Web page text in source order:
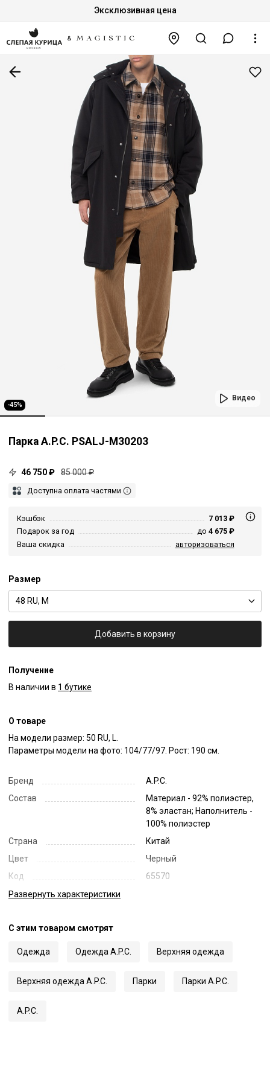
Эксклюзивная цена
-45%
Видео
Парка A.P.C. PSALJ-M30203
46 750 ₽ 85 000 ₽
Доступна оплата частями
Кэшбэк
7 013 ₽
Подарок за год
до 4 675 ₽
Ваша скидка
авторизоваться
Размер
48 RU, M
Добавить в корзину
Получение
В наличии в 1 бутике
О товаре
На модели размер: 50 RU, L.
Параметры модели на фото: 104/77/97. Рост: 190 см.
Бренд
A.P.C.
Состав
Материал - 92% полиэстер,
8% эластан; Наполнитель -
100% полиэстер
Страна
Китай
Цвет
Черный
Код
65570
Артикул
Развернуть характеристики
С этим товаром смотрят
Одежда Одежда A.P.C. Верхняя одежда
Верхняя одежда A.P.C. Парки Парки A.P.C.
A.P.C.